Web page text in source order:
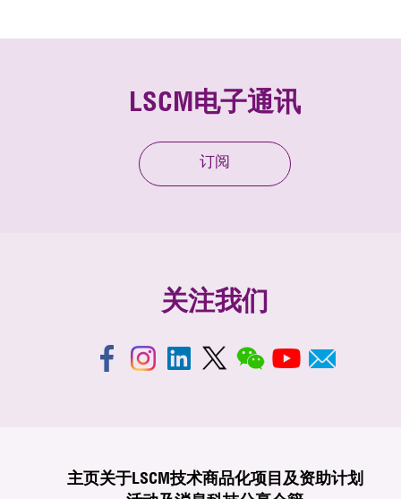
LSCM电子通讯
订阅
关注我们
主页关于LSCM技术商品化项目及资助计划